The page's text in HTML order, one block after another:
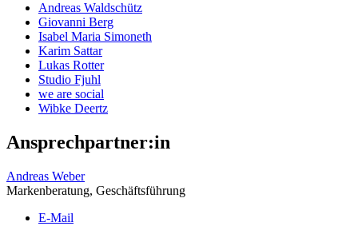
Andreas Waldschütz
Giovanni Berg
Isabel Maria Simoneth
Karim Sattar
Lukas Rotter
Studio Fjuhl
we are social
Wibke Deertz
Ansprechpartner:in
Andreas Weber
Markenberatung, Geschäftsführung
E-Mail